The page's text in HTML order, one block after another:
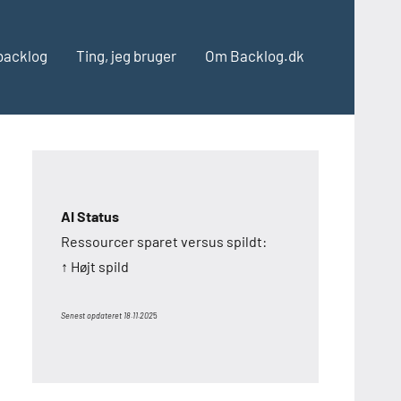
Ting, jeg bruger Om Backlog.dk
AI Status
Ressourcer sparet versus spildt:
↑ Højt spild
Senest opdateret 18.11.2025